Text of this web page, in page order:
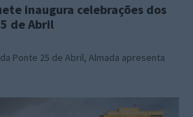
inaugura celebrações dos
de Abril
Ponte 25 de Abril, Almada apresenta